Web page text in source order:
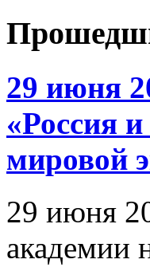
29 июня
«Россия
мировой
29 июня
академии